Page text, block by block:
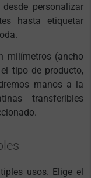
personalizar
hasta etiquetar
milímetros (ancho
tipo de producto,
manos a la
transferibles
usos. Elige el